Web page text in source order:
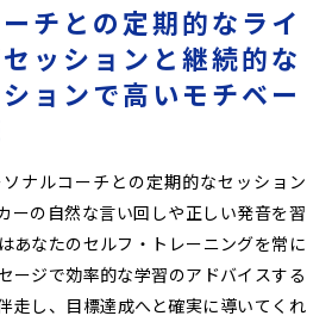
チとの定期的なライ
ッションと継続的な
ョンで高いモチベー
ナルコーチとの定期的なセッション
ーの自然な言い回しや正しい発音を習
あなたのセルフ・トレーニングを常に
ージで効率的な学習のアドバイスする
走し、目標達成へと確実に導いてくれ